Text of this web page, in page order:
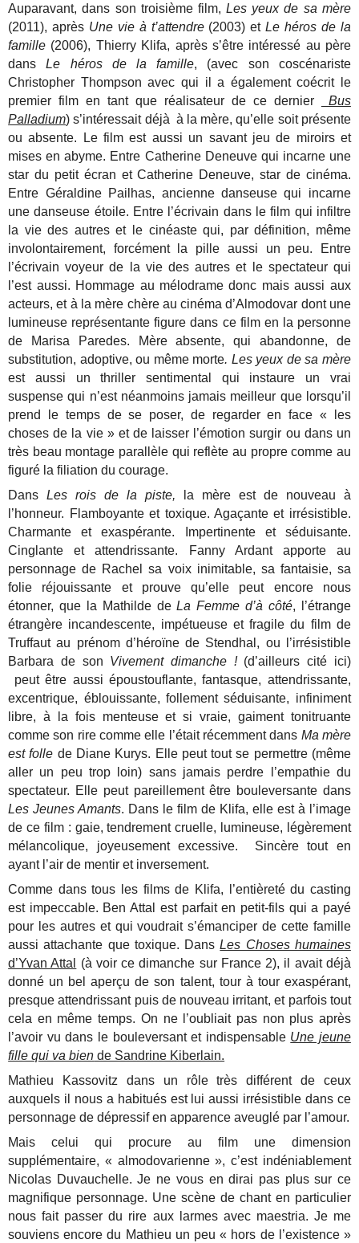
Auparavant, dans son troisième film,Les yeux de sa mère
(2011), après Une vie à t’attendre (2003) etLe héros de la
famille (2006), Thierry Klifa, après s’être intéressé au père
dans Le héros de la famille, (avec son coscénariste
Christopher Thompson avec qui il a également coécrit le
premier film en tant que réalisateur de ce dernier
Bus
Palladium) s’intéressait déjà à la mère, qu’elle soit présente
ou absente. Le film est aussi un savant jeu de miroirs et
mises en abyme. Entre Catherine Deneuve qui incarne une
star du petit écran et Catherine Deneuve, star de cinéma.
Entre Géraldine Pailhas, ancienne danseuse qui incarne
une danseuse étoile. Entre l’écrivain dans le film qui infiltre
la vie des autres et le cinéaste qui, par définition, même
involontairement, forcément la pille aussi un peu. Entre
l’écrivain voyeur de la vie des autres et le spectateur qui
l’est aussi. Hommage au mélodrame donc mais aussi aux
acteurs, et à la mère chère au cinéma d’Almodovar dont une
lumineuse représentante figure dans ce film en la personne
de Marisa Paredes. Mère absente, qui abandonne, de
substitution, adoptive, ou même morte. Les yeux de sa mère
est aussi un thriller sentimental qui instaure un vrai
suspense qui n’est néanmoins jamais meilleur que lorsqu’il
prend le temps de se poser, de regarder en face « les
choses de la vie » et de laisser l’émotion surgir ou dans un
très beau montage parallèle qui reflète au propre comme au
figuré la filiation du courage.
DansLes rois de la piste, la mère est de nouveau à
l’honneur. Flamboyante et toxique. Agaçante et irrésistible.
Charmante et exaspérante. Impertinente et séduisante.
Cinglante et attendrissante. Fanny Ardant apporte au
personnage de Rachel sa voix inimitable, sa fantaisie, sa
folie réjouissante et prouve qu’elle peut encore nous
étonner, que la Mathilde deLa Femme d’à côté, l’étrange
étrangère incandescente, impétueuse et fragile du film de
Truffaut au prénom d’héroïne de Stendhal, ou l’irrésistible
Barbara de son Vivement dimanche !(d’ailleurs cité ici)
peut être aussi époustouflante, fantasque, attendrissante,
excentrique, éblouissante, follement séduisante, infiniment
libre, à la fois menteuse et si vraie, gaiment tonitruante
comme son rire comme elle l’était récemment dans Ma mère
est folle de Diane Kurys. Elle peut tout se permettre (même
aller un peu trop loin) sans jamais perdre l’empathie du
spectateur. Elle peut pareillement être bouleversante dans
Les Jeunes Amants. Dans le film de Klifa, elle est à l’image
de ce film : gaie, tendrement cruelle, lumineuse, légèrement
mélancolique, joyeusement excessive. Sincère tout en
ayant l’air de mentir et inversement.
Comme dans tous les films de Klifa, l’entièreté du casting
est impeccable. Ben Attal est parfait en petit-fils qui a payé
pour les autres et qui voudrait s’émanciper de cette famille
aussi attachante que toxique. DansLes Choses humaines
d’Yvan Attal
(à voir ce dimanche sur France 2), il avait déjà
donné un bel aperçu de son talent, tour à tour exaspérant,
presque attendrissant puis de nouveau irritant, et parfois tout
cela en même temps. On ne l’oubliait pas non plus après
l’avoir vu dans le bouleversant et indispensable Une jeune
fille qui va bien de Sandrine Kiberlain.
Mathieu Kassovitz dans un rôle très différent de ceux
auxquels il nous a habitués est lui aussi irrésistible dans ce
personnage de dépressif en apparence aveuglé par l’amour.
Mais celui qui procure au film une dimension
supplémentaire, « almodovarienne », c’est indéniablement
Nicolas Duvauchelle. Je ne vous en dirai pas plus sur ce
magnifique personnage. Une scène de chant en particulier
nous fait passer du rire aux larmes avec maestria. Je me
souviens encore du Mathieu un peu « hors de l’existence »